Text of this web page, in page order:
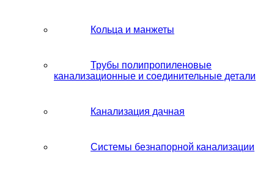
Кольца и манжеты
Трубы полипропиленовые
канализационные и соединительные детали
Канализация дачная
Системы безнапорной канализации